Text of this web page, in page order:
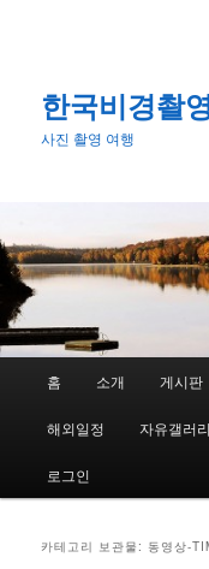
넘
기
넘
기
한국비경촬
사진 촬영 여행
홈 소개 게시판
해외일정 자유갤러리
로그인
카테고리 보관물: 동영상-